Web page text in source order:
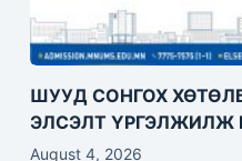
ШУУД СОНГОХ
ЭЛСЭЛТ ҮРГЭЛЖИЛЖ
August 4, 2026